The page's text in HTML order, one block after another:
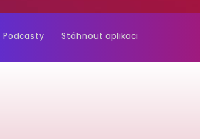
Podcasty Stáhnout aplikaci